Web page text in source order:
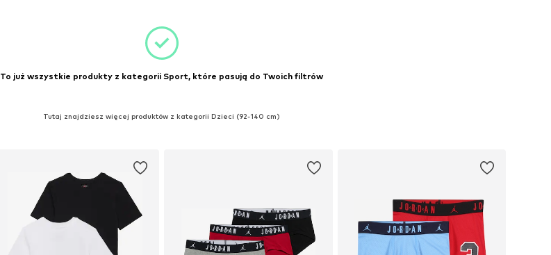
To już wszystkie produkty z kategorii Sport, które pasują do Twoich filtrów
Tutaj znajdziesz więcej produktów z kategorii Dzieci (92-140 cm)